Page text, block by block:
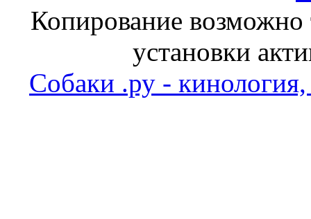
Копирование возможно
установки
Собаки .ру - кинология,